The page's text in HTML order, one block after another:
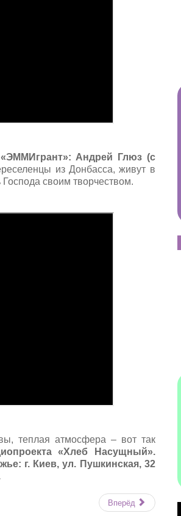
Андрей Глюз (с
из Донбасса, живут в
своим творчеством.
теплая атмосфера – вот так
«Хлеб Насущный».
г. Киев, ул. Пушкинская, 32
Вперёд